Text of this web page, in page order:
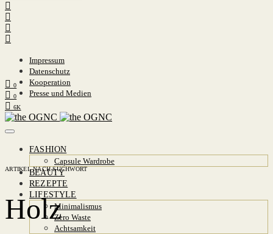
Impressum
Datenschutz
Kooperation
Presse und Medien
0
0
6K
FASHION
Capsule Wardrobe
BEAUTY
REZEPTE
LIFESTYLE
Minimalismus
Zero Waste
Achtsamkeit
ARTIKEL NACH SUCHWORT
Holz